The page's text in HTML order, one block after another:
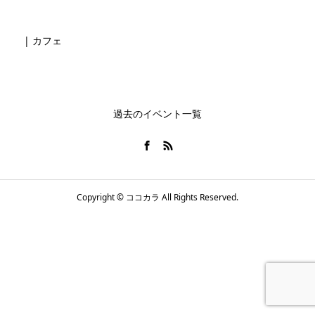
| カフェ
過去のイベント一覧
Copyright © ココカラ All Rights Reserved.